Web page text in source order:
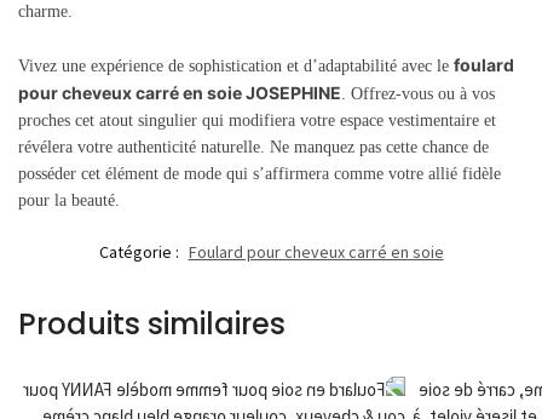
charme.
Vivez une expérience de sophistication et d’adaptabilité avec le foulard
pour cheveux carré en soie JOSEPHINE . Offrez-vous ou à vos
proches cet atout singulier qui modifiera votre espace vestimentaire et
révélera votre authenticité naturelle. Ne manquez pas cette chance de
posséder cet élément de mode qui s’affirmera comme votre allié fidèle
pour la beauté.
Catégorie : Foulard pour cheveux carré en soie
Produits similaires